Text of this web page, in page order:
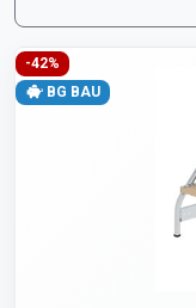
-42%
BG BAU